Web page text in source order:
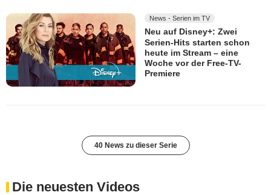
News - Serien im TV
Neu auf Disney+: Zwei
Serien-Hits starten schon
heute im Stream – eine
Woche vor der Free-TV-
Premiere
40 News zu dieser Serie
Die neuesten Videos